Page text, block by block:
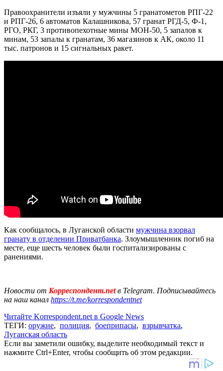
Правоохранители изъяли у мужчины 5 гранатометов РПГ-22
и РПГ-26, 6 автоматов Калашникова, 57 гранат РГД-5, Ф-1,
РГО, РКГ, 3 противопехотные мины МОН-50, 5 запалов к
минам, 53 запалы к гранатам, 36 магазинов к АК, около 11
тыс. патронов и 15 сигнальных ракет.
Как сообщалось, в Луганской области мужчина взорвал
гранату в отделении Приватбанка. Злоумышленник погиб на
месте, еще шесть человек были госпитализированы с
ранениями.
Новости от Корреспондент.netв Telegram. Подписывайтесь
на наш канал https://t.me/korrespondentnet
Читайте Korrespondent.net в Google News
ТЕГИ: оружие, полиция, боеприпасы, взрывчатка,
Луганская область
Если вы заметили ошибку, выделите необходимый текст и
нажмите Ctrl+Enter, чтобы сообщить об этом редакции.